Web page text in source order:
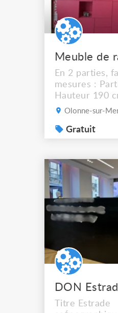
En 2 parties,
mesures :
Hauteur 190
120 cm et
207 cm,
et Profondeur
possibilités de
notamment :
des vinyles 33
tiroirs pour
Olonne-sur-
Gratuit
Titre Estrade